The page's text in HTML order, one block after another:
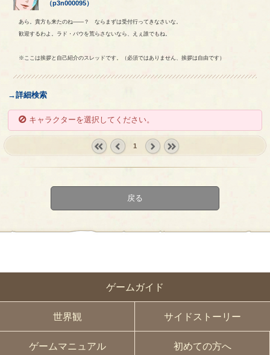
ゲームガイド
世界観 サイドストーリー
ゲームマニュアル 初めての方へ
（p3n000095）
あら。貴方も来たのね――？ ならまずは受付行ってきなさいな。
歓迎するわよ。ラド・バウを荒らさないなら、えぇ誰でもね。
※ここは挨拶と自己紹介のスレッドです。（必須ではありません、挨拶は自由です）
→詳細検索
キャラクターを選択してください。
1
戻る